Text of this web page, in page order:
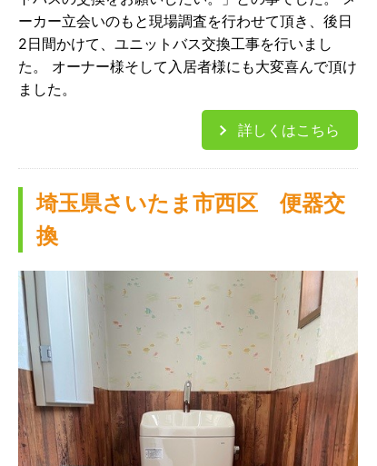
ーカー立会いのもと現場調査を行わせて頂き、後日
2日間かけて、ユニットバス交換工事を行いまし
た。 オーナー様そして入居者様にも大変喜んで頂け
ました。
詳しくはこちら
埼玉県さいたま市西区 便器交
換